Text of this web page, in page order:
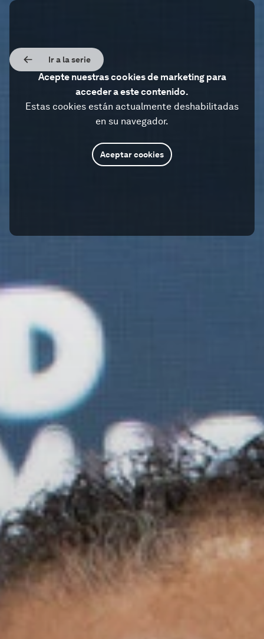
Ir a la serie
Acepte nuestras cookies de marketing para
acceder a este contenido.
Estas cookies están actualmente deshabilitadas
en su navegador.
Aceptar cookies